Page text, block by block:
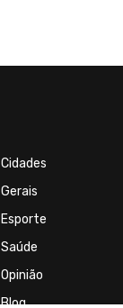
Cidades
Gerais
Esporte
Saúde
Opinião
Blog